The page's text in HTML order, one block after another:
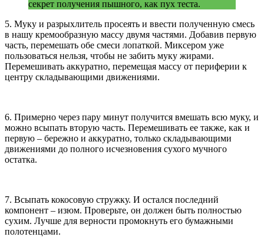
секрет получения пышного, как пух теста.
5. Муку и разрыхлитель просеять и ввести полученную смесь
в нашу кремообразную массу двумя частями. Добавив первую
часть, перемешать обе смеси лопаткой. Миксером уже
пользоваться нельзя, чтобы не забить муку жирами.
Перемешивать аккуратно, перемещая массу от периферии к
центру складывающими движениями.
6. Примерно через пару минут получится вмешать всю муку, и
можно всыпать вторую часть. Перемешивать ее также, как и
первую – бережно и аккуратно, только складывающими
движениями до полного исчезновения сухого мучного
остатка.
7. Всыпать кокосовую стружку. И остался последний
компонент – изюм. Проверьте, он должен быть полностью
сухим. Лучше для верности промокнуть его бумажными
полотенцами.